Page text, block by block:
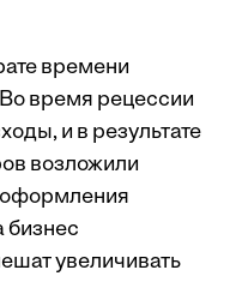
времени
время рецессии
и в результате
возложили
оформления
бизнес
увеличивать